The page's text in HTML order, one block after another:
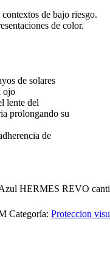
de bajo riesgo.
de color.
de solares
ojo
lente del
prolongando su
de
HERMES REVO
Categoría: Proteccion